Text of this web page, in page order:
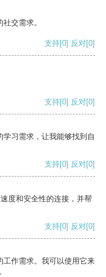
交需求。
支持[0] 反对[0]
支持[0] 反对[0]
习需求，让我能够找到自
支持[0] 反对[0]
度和安全性的连接，并帮
支持[0] 反对[0]
工作需求。我可以使用它来